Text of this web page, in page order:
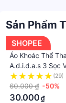
Sản Phẩm
SHOPEE
Áo Khoác Thể
A.d.i.d.a.s 3 Sọc
Dặn Co Giãn. Áo
Bomber Das Nam
Dáng Unisex Siêu
(29)
60.000 ₫ -50%
30.000₫